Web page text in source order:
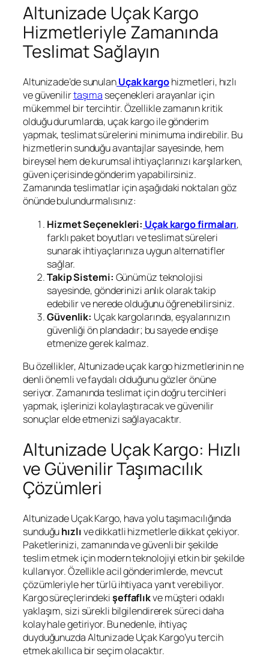
Altunizade Uçak Kargo
Hizmetleriyle Zamanında
Teslimat Sağlayın
Altunizade’de sunulanUçak kargohizmetleri, hızlı
ve güvenilirtaşıma seçenekleri arayanlar için
mükemmel bir tercihtir. Özellikle zamanın kritik
olduğu durumlarda, uçak kargo ile gönderim
yapmak, teslimat sürelerini minimuma indirebilir. Bu
hizmetlerin sunduğu avantajlar sayesinde, hem
bireysel hem de kurumsal ihtiyaçlarınızı karşılarken,
güven içerisinde gönderim yapabilirsiniz.
Zamanında teslimatlar için aşağıdaki noktaları göz
önünde bulundurmalısınız:
Hizmet Seçenekleri: Uçak kargo firmaları,
farklı paket boyutları ve teslimat süreleri
sunarak ihtiyaçlarınıza uygun alternatifler
sağlar.
Takip Sistemi: Günümüz teknolojisi
sayesinde, gönderinizi anlık olarak takip
edebilir ve nerede olduğunu öğrenebilirsiniz.
Güvenlik: Uçak kargolarında, eşyalarınızın
güvenliği ön plandadır; bu sayede endişe
etmenize gerek kalmaz.
Bu özellikler, Altunizade uçak kargo hizmetlerinin ne
denli önemli ve faydalı olduğunu gözler önüne
seriyor. Zamanında teslimat için doğru tercihleri
yapmak, işlerinizi kolaylaştıracak ve güvenilir
sonuçlar elde etmenizi sağlayacaktır.
Altunizade Uçak Kargo: Hızlı
ve Güvenilir Taşımacılık
Çözümleri
Altunizade Uçak Kargo, hava yolu taşımacılığında
sunduğuhızlıve dikkatli hizmetlerle dikkat çekiyor.
Paketlerinizi, zamanında ve güvenli bir şekilde
teslim etmek için modern teknolojiyi etkin bir şekilde
kullanıyor. Özellikle acil gönderimlerde, mevcut
çözümleriyle her türlü ihtiyaca yanıt verebiliyor.
Kargo süreçlerindekişeffaflıkve müşteri odaklı
yaklaşım, sizi sürekli bilgilendirerek süreci daha
kolay hale getiriyor. Bu nedenle, ihtiyaç
duyduğunuzda Altunizade Uçak Kargo’yu tercih
etmek akıllıca bir seçim olacaktır.